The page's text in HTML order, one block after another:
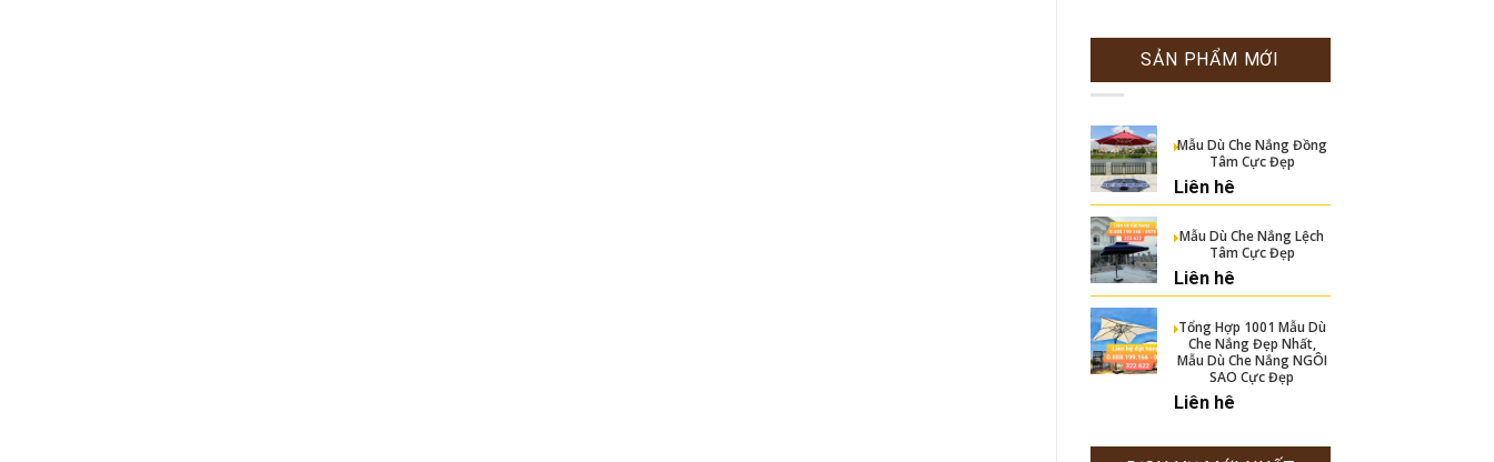
SẢN PHẨM MỚI
Mẫu Dù Che Nắng Đồng
Tâm Cực Đẹp
Liên hê
Mẫu Dù Che Nắng Lệch
Tâm Cực Đẹp
Liên hê
Tổng Hợp 1001 Mẫu Dù
Che Nắng Đẹp Nhất,
Mẫu Dù Che Nắng NGÔI
SAO Cực Đẹp
Liên hê